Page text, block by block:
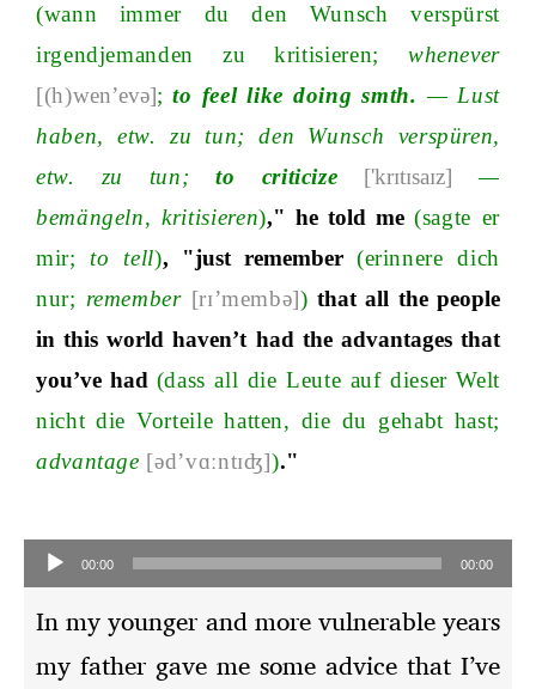
(wann immer du den Wunsch verspürst
irgendjemanden zu kritisieren;
whenever
[(h)wen’evə]; to feel like doing smth. — Lust
haben, etw. zu tun;
den Wunsch verspüren,
etw. zu tun; to criticize ['krɪtɪsaɪz]
—
bemängeln, kritisieren)," he told me(sagte er
mir; to tell), "just remember (erinnere dich
nur; remember [rɪ’membə]) that all the people
in this world haven’t had the advantages that
you’ve had (dass all die Leute auf dieser Welt
nicht die Vorteile hatten, die du gehabt hast;
advantage [əd’vɑːntɪʤ])."
Player00:00 00:00
In my younger and more vulnerable years
my father gave me some advice that I’ve